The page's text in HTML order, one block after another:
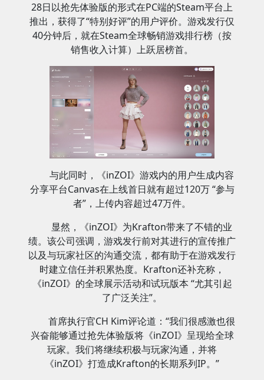
28日以抢先体验版的形式在PC端的Steam平台上
推出，获得了“特别好评”的用户评价。游戏发行仅
40分钟后，就在Steam全球畅销游戏排行榜（按
销售收入计算）上跃居榜首。
与此同时，《inZOI》游戏内的用户生成内容
分享平台Canvas在上线首日就有超过120万 “参与
者”，上传内容超过47万件。
显然，《inZOI》为Krafton带来了不错的业
绩。该公司强调，游戏发行前对其进行的宣传推广
以及与玩家社区的沟通交流，都有助于在游戏发行
时建立信任并积累热度。Krafton还补充称，
《inZOI》的全球展示活动和试玩版本 “尤其引起
了广泛关注”。
首席执行官CH Kim评论道：“我们很感激也很
兴奋能够通过抢先体验版将《inZOI》呈现给全球
玩家。我们将继续积极与玩家沟通，并将
《inZOI》打造成Krafton的长期系列IP。”